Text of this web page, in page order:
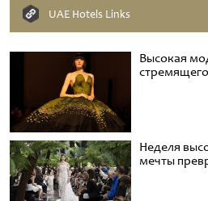
Высокая
Неделя
мечты
UAE Hotels Links